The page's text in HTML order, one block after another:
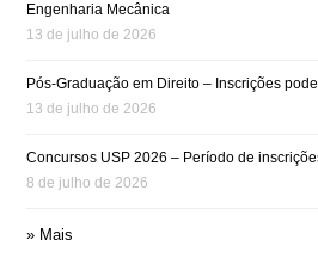
Engenharia Mecânica
13 de julho de 2026
Pós-Graduação em Direito – Inscrições
13 de julho de 2026
Concursos USP 2026 – Período de
8 de julho de 2026
» Mais